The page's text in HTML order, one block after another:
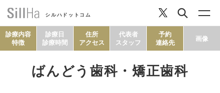
シルハドットコム
診療内容
特徴
診療日
診療時間
住所
アクセス
代表者
スタッフ
予約
連絡先
画像
ばんどう歯科・矯正歯科